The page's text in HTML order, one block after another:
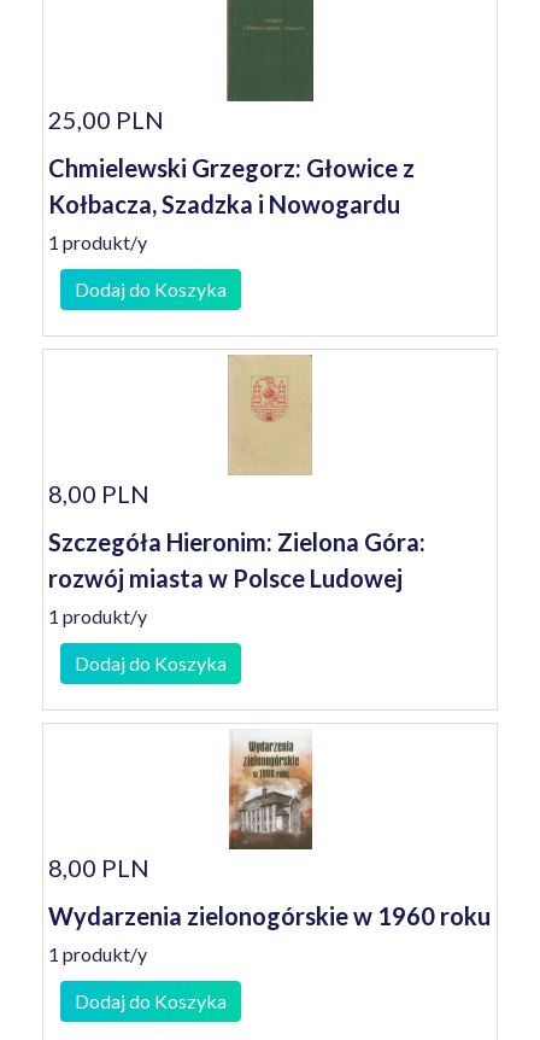
25,00 PLN
Chmielewski Grzegorz: Głowice z
Kołbacza, Szadzka i Nowogardu
1 produkt/y
Dodaj do Koszyka
8,00 PLN
Szczegóła Hieronim: Zielona Góra:
rozwój miasta w Polsce Ludowej
1 produkt/y
Dodaj do Koszyka
8,00 PLN
Wydarzenia zielonogórskie w 1960 roku
1 produkt/y
Dodaj do Koszyka